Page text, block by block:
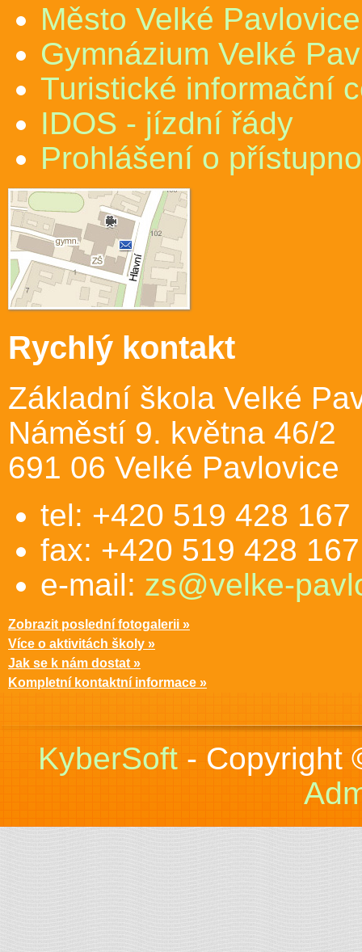
Město Velké Pavlovice
Gymnázium Velké
Turistické informační
IDOS - jízdní řády
Prohlášení o
Rychlý kontakt
Základní škola Velké
Náměstí 9. května 46/2
691 06 Velké Pavlovice
tel: +420 519 428 167
fax: +420 519 428 167
e-mail: zs@velke-
Zobrazit poslední fotogalerii »
Více o aktivitách školy »
Jak se k nám dostat »
Kompletní kontaktní informace »
KyberSoft- Copyright